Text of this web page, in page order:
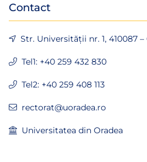
Contact
Str. Universității nr. 1, 410087 –
Tel1: +40 259 432 830
Tel2: +40 259 408 113
rectorat@uoradea.ro
Universitatea din Oradea